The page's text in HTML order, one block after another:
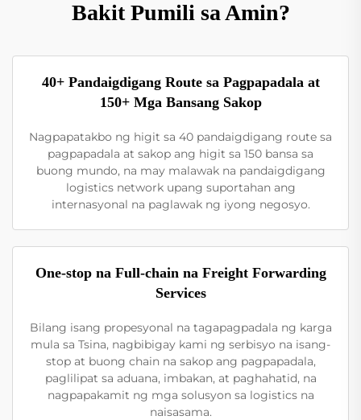
Bakit Pumili sa Amin?
40+ Pandaigdigang Route sa Pagpapadala at
150+ Mga Bansang Sakop
Nagpapatakbo ng higit sa 40 pandaigdigang route sa
pagpapadala at sakop ang higit sa 150 bansa sa
buong mundo, na may malawak na pandaigdigang
logistics network upang suportahan ang
internasyonal na paglawak ng iyong negosyo.
One-stop na Full-chain na Freight Forwarding
Services
Bilang isang propesyonal na tagapagpadala ng karga
mula sa Tsina, nagbibigay kami ng serbisyo na isang-
stop at buong chain na sakop ang pagpapadala,
paglilipat sa aduana, imbakan, at paghahatid, na
nagpapakamit ng mga solusyon sa logistics na
naisasama.